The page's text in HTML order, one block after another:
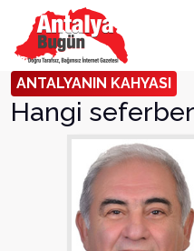
ANTALYANIN KAHYASI
Hangi
Arama Yap!